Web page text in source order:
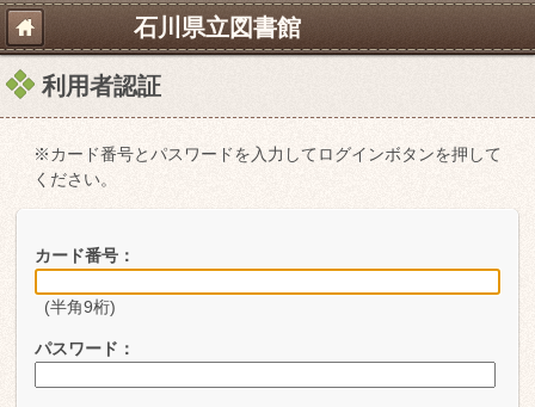
石川県立図書館
利用者認証
※カード番号とパスワードを入力してログインボタンを押して
ください。
カード番号：
(半角9桁)
パスワード：